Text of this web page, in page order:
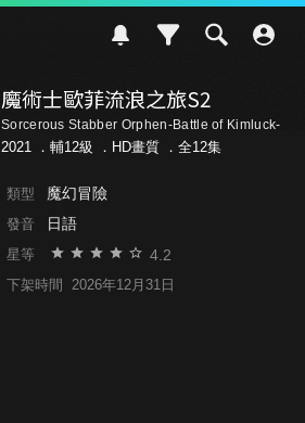
魔術士歐菲流浪之旅S2
Sorcerous Stabber Orphen-Battle of Kimluck-
2021 ． 輔12級 ．HD畫質 ．全12集
類型 魔幻冒險
發音 日語
星等 4.2
下架時間 2026年12月31日